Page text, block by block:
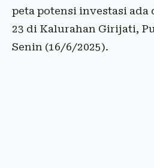
peta potensi investasi
23 di Kalurahan Girijati,
Senin (16/6/2025).